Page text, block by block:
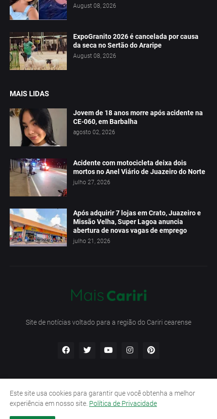
August 08, 2026
ExpoGranito 2026 é cancelada por causa
da seca no Sertão do Araripe
August 08, 2026
MAIS LIDAS
Jovem de 18 anos morre após acidente na
CE-060, em Barbalha
agosto 02, 2026
Acidente com motocicleta deixa dois
mortos no Anel Viário de Juazeiro do Norte
julho 27, 2026
Após adquirir 7 lojas em Crato, Juazeiro e
Missão Velha, Super Lagoa anuncia
abertura de novas vagas de emprego
julho 21, 2026
Site de notícias voltado para a região do Cariri cearense
Início Contato
Política de Privacidade
Termos e Condições
Este site usa cookies para garantir que você obtenha a melhor
experiência em nosso site. Política de Privacidade